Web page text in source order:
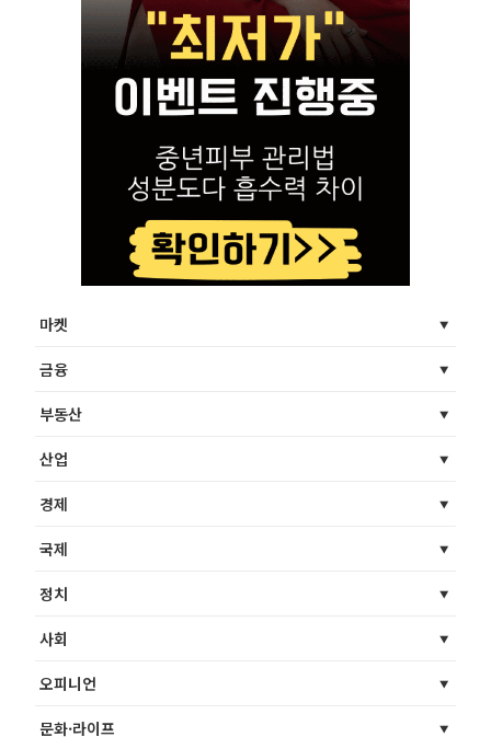
마켓
금융
부동산
산업
경제
국제
정치
사회
오피니언
문화·라이프